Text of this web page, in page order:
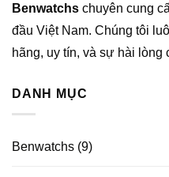
Benwatchs chuyên cung
đầu Việt Nam. Chúng tôi
hãng, uy tín, và sự hài lòng
DANH MỤC
Benwatchs (9)